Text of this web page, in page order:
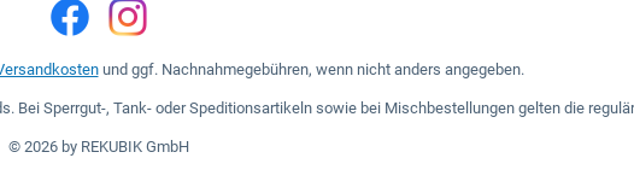
und ggf. Nachnahmegebühren, wenn nicht anders angegeben.
Sperrgut-, Tank- oder Speditionsartikeln sowie bei Mischbestellungen gelten die
© 2026 by REKUBIK GmbH